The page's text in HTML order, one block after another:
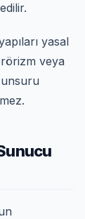
yasal
veya
unsuru